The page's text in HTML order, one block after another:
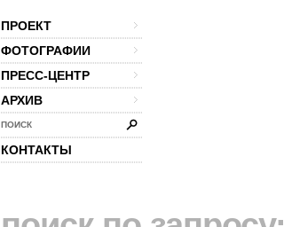
ПРОЕКТ
ФОТОГРАФИИ
ПРЕСС-ЦЕНТР
АРХИВ
ПОИСК
КОНТАКТЫ